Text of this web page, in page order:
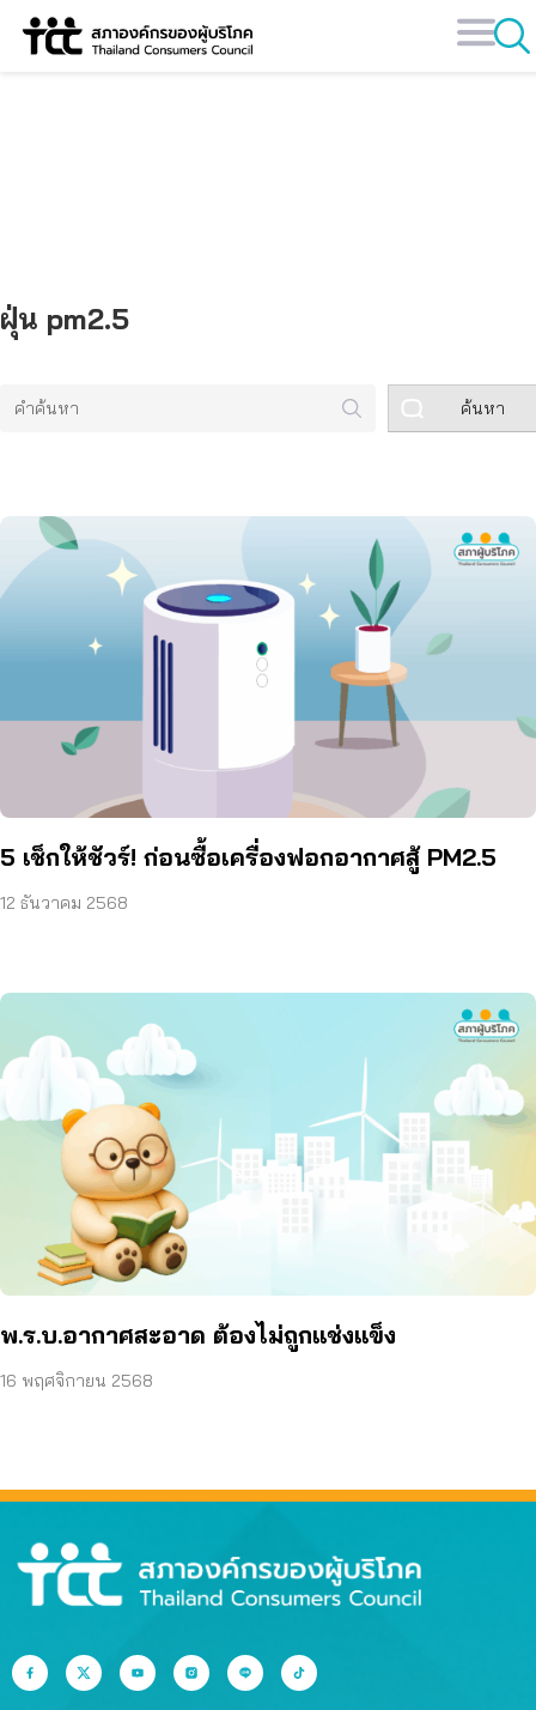
Skip
ฝุ่น pm2.5
ค้นหา
5 เช็กให้ชัวร์! ก่อนซื้อเครื่องฟอกอากาศสู้ PM2.5
12 ธันวาคม 2568
พ.ร.บ.อากาศสะอาด ต้องไม่ถูกแช่งแข็ง
16 พฤศจิกายน 2568